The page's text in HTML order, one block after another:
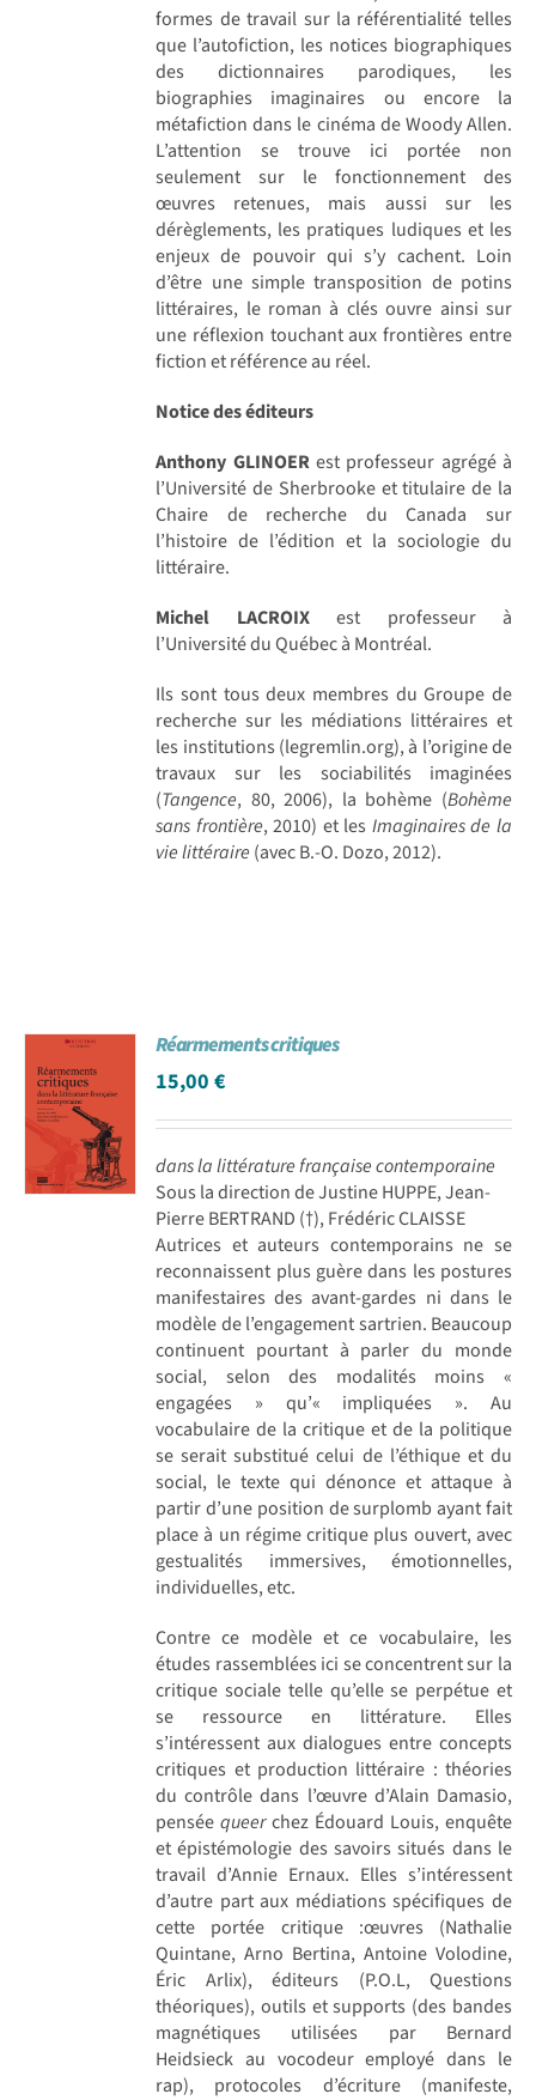
formes de travail sur la référentialité telles
que l’autofiction, les notices biographiques
des dictionnaires parodiques, les
biographies imaginaires ou encore la
métafiction dans le cinéma de Woody Allen.
L’attention se trouve ici portée non
seulement sur le fonctionnement des
œuvres retenues, mais aussi sur les
dérèglements, les pratiques ludiques et les
enjeux de pouvoir qui s’y cachent. Loin
d’être une simple transposition de potins
littéraires, le roman à clés ouvre ainsi sur
une réflexion touchant aux frontières entre
fiction et référence au réel.
Notice des éditeurs
Anthony GLINOERest professeur agrégé à
l’Université de Sherbrooke et titulaire de la
Chaire de recherche du Canada sur
l’histoire de l’édition et la sociologie du
littéraire.
Michel LACROIXest professeur à
l’Université du Québec à Montréal.
Ils sont tous deux membres du Groupe de
recherche sur les médiations littéraires et
les institutions (legremlin.org), à l’origine de
travaux sur les sociabilités imaginées
(Tangence, 80, 2006), la bohème (Bohème
sans frontière, 2010) et les Imaginaires de la
vie littéraire (avec B.-O. Dozo, 2012).
Réarmements critiques
15,00€
dans la littérature française contemporaine
Sous la direction de Justine HUPPE, Jean-
Pierre BERTRAND (†), Frédéric CLAISSE
Autrices et auteurs contemporains ne se
reconnaissent plus guère dans les postures
manifestaires des avant-gardes ni dans le
modèle de l’engagement sartrien. Beaucoup
continuent pourtant à parler du monde
social, selon des modalités moins «
engagées » qu’« impliquées ». Au
vocabulaire de la critique et de la politique
se serait substitué celui de l’éthique et du
social, le texte qui dénonce et attaque à
partir d’une position de surplomb ayant fait
place à un régime critique plus ouvert, avec
gestualités immersives, émotionnelles,
individuelles, etc.
Contre ce modèle et ce vocabulaire, les
études rassemblées ici se concentrent sur la
critique sociale telle qu’elle se perpétue et
se ressource en littérature. Elles
s’intéressent aux dialogues entre concepts
critiques et production littéraire : théories
du contrôle dans l’œuvre d’Alain Damasio,
penséequeerchez Édouard Louis, enquête
et épistémologie des savoirs situés dans le
travail d’Annie Ernaux. Elles s’intéressent
d’autre part aux médiations spécifiques de
cette portée critique :œuvres (Nathalie
Quintane, Arno Bertina, Antoine Volodine,
Éric Arlix), éditeurs (P.O.L, Questions
théoriques), outils et supports (des bandes
magnétiques utilisées par Bernard
Heidsieck au vocodeur employé dans le
rap), protocoles d’écriture (manifeste,